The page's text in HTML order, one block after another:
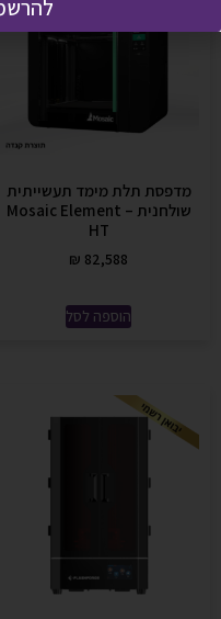
מדפסת תלת מימד תעשייתית
שולחנית – Mosaic Element
HT
₪ 82,588
הוספה לסל